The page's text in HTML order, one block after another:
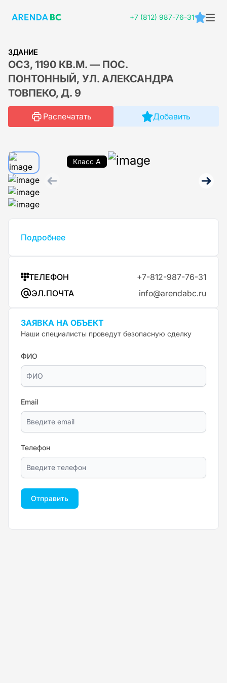
+7 (812) 987-76-31
ЗДАНИЕ
ОСЗ, 1190 КВ.М. — ПОС.
ПОНТОННЫЙ, УЛ. АЛЕКСАНДРА
ТОВПЕКО, Д. 9
Распечатать Добавить
Класс A
Подробнее
ТЕЛЕФОН
+7-812-987-76-31
ЭЛ.ПОЧТА
info@arendabc.ru
ЗАЯВКА НА ОБЪЕКТ
Наши специалисты проведут безопасную сделку
ФИО
Email
Телефон
Отправить